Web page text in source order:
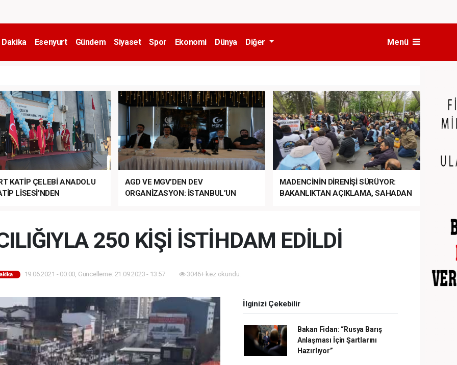
Dakika Esenyurt Gündem Siyaset Spor Ekonomi Dünya Diğer Menü
KATİP ÇELEBİ ANADOLU
LİSESİ’NDEN
AGD VE MGV’DEN DEV
ORGANİZASYON: İSTANBUL’UN
MADENCİNİN DİRENİŞİ SÜRÜYOR:
BAKANLIKTAN AÇIKLAMA, SAHADAN
250 KİŞİ İSTİHDAM EDİLDİ
19.06.2021 - 00:00, Güncelleme: 21.09.2023 - 13:57 3046+ kez okundu.
İlginizi Çekebilir
Bakan Fidan: “Rusya Barış
Anlaşması İçin Şartlarını
Hazırlıyor”